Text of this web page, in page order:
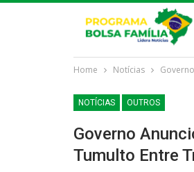
Home Notícias
NOTÍCIAS OUTROS
Governo
Tumulto Entre